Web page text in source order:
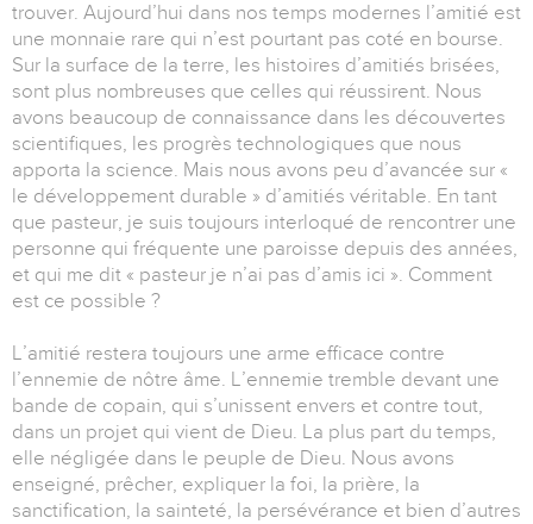
trouver. Aujourd’hui dans nos temps modernes l’amitié est
une monnaie rare qui n’est pourtant pas coté en bourse.
Sur la surface de la terre, les histoires d’amitiés brisées,
sont plus nombreuses que celles qui réussirent. Nous
avons beaucoup de connaissance dans les découvertes
scientifiques, les progrès technologiques que nous
apporta la science. Mais nous avons peu d’avancée sur «
le développement durable » d’amitiés véritable. En tant
que pasteur, je suis toujours interloqué de rencontrer une
personne qui fréquente une paroisse depuis des années,
et qui me dit « pasteur je n’ai pas d’amis ici ». Comment
est ce possible ?
L’amitié restera toujours une arme efficace contre
l’ennemie de nôtre âme. L’ennemie tremble devant une
bande de copain, qui s’unissent envers et contre tout,
dans un projet qui vient de Dieu. La plus part du temps,
elle négligée dans le peuple de Dieu. Nous avons
enseigné, prêcher, expliquer la foi, la prière, la
sanctification, la sainteté, la persévérance et bien d’autres